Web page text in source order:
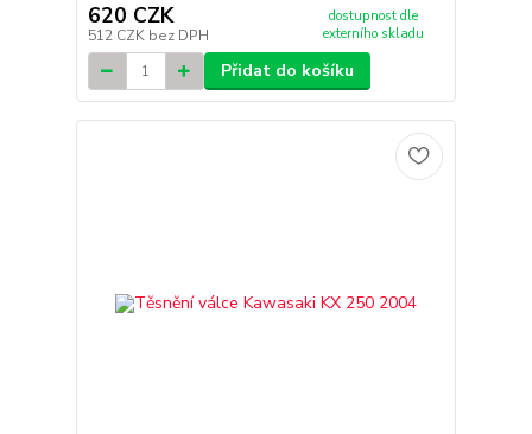
620 CZK
512 CZK bez DPH
dostupnost dle
externího skladu
Přidat do košíku